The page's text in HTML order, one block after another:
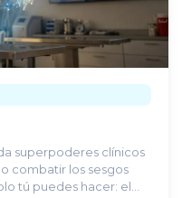
superpoderes clínicos
combatir los sesgos
tú puedes hacer: el